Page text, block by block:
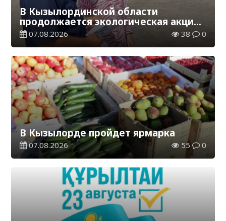
В Кызылординской области
продолжается экологическая акция
«Таза Қазақстан»
07.08.2026 38 0
В Кызылорде пройдет ярмарка
07.08.2026 55 0